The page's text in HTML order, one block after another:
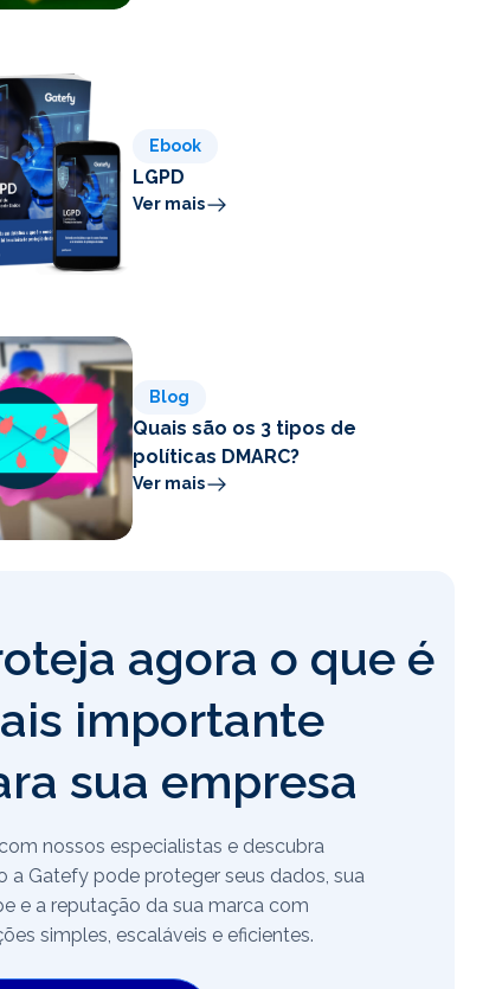
Ebook
LGPD
Ver mais
Blog
Quais são os 3 tipos de
políticas DMARC?
Ver mais
agora o que é
importante
sua empresa
nossos especialistas e descubra
a Gatefy pode proteger seus dados, sua
e a reputação da sua marca com
simples, escaláveis e eficientes.